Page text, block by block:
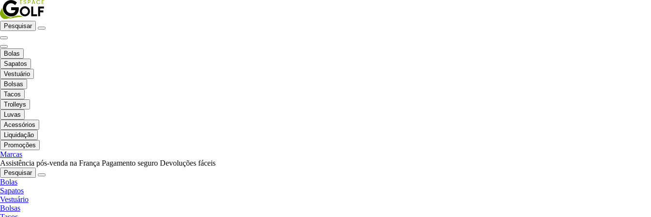
Pesquisar
Bolas
Sapatos
Vestuário
Bolsas
Tacos
Trolleys
Luvas
Acessórios
Liquidação
Promoções
Marcas
Assistência pós-venda na França Pagamento seguro Devoluções fáceis
Pesquisar
Bolas
Sapatos
Vestuário
Bolsas